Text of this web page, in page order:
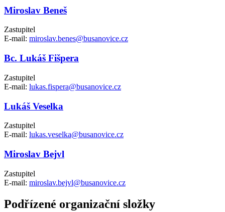
Miroslav Beneš
Zastupitel
E-mail: miroslav.benes@busanovice.cz
Bc. Lukáš Fišpera
Zastupitel
E-mail: lukas.fispera@busanovice.cz
Lukáš Veselka
Zastupitel
E-mail: lukas.veselka@busanovice.cz
Miroslav Bejvl
Zastupitel
E-mail: miroslav.bejvl@busanovice.cz
Podřízené organizační složky